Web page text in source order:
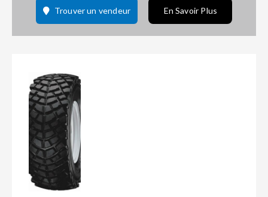
Trouver un vendeur En Savoir Plus